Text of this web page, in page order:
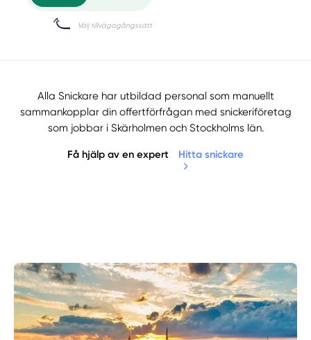
Alla Snickare har utbildad personal som manuellt
sammankopplar din offertförfrågan med snickeriföretag
som jobbar i Skärholmen och Stockholms län.
Få hjälp av en expert Hitta snickare